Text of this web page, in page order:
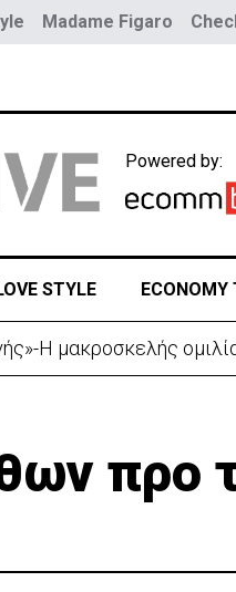
Madame Figaro
Powered by:
STYLE ECONOMY
Η μακροσκελής
προ